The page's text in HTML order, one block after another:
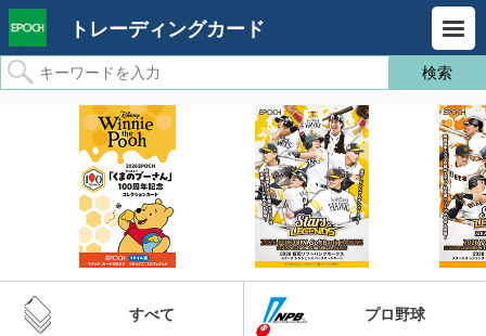
トレーディングカード
すべて プロ野球